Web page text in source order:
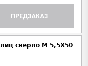
ПРЕДЗАКАЗ
сверло М 5,5Х50